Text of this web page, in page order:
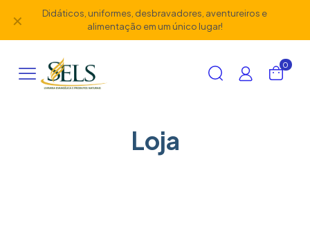
Didáticos, uniformes, desbravadores, aventureiros e
alimentação em um único lugar!
✕
0
Loja